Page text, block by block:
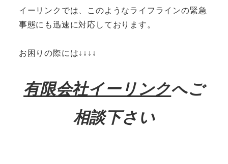
イーリンクでは、このようなライフラインの緊急
事態にも迅速に対応しております。
お困りの際には↓↓↓↓
有限会社イーリンクへご
相談下さい